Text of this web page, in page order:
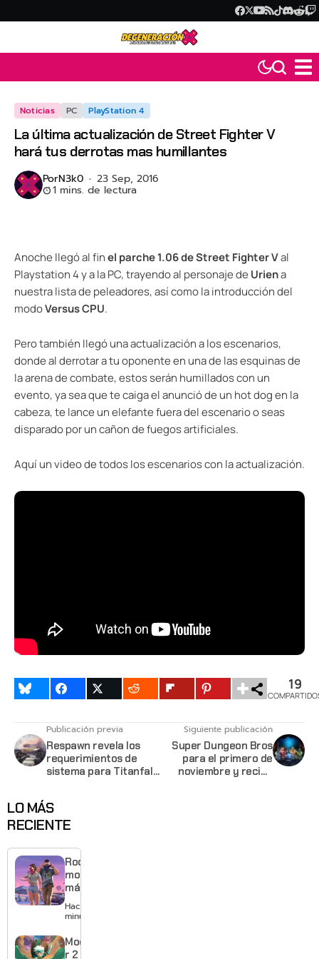
Noticias PC PlayStation 4
La última actualización de Street Fighter V
hará tus derrotas mas humillantes
PorN3k0 23 Sep, 2016
1 mins. de lectura
Anoche llegó al finel parche 1.06 de Street Fighter Val
Playstation 4 y a la PC, trayendo al personaje de Uriena
nuestra lista de peleadores, así como la introducción del
modoVersus CPU.
Pero también llegó una actualización a los escenarios,
donde al derrotar a tu oponente en una de las esquinas de
la arena de combate, estos serán humillados con un
evento, ya sea que te caiga el anunció de un hot dog en la
cabeza, te lance un elefante fuera del escenario o seas
disparado por un cañon de fuegos artificiales.
Aquí un video de todos los escenarios con la actualización.
19
Publicación previa
Respawn revela los
requerimientos de
sistema para Titanfall
Siguiente publicación
Super Dungeon Bros
para el primero de
noviembre y recibe
LO MÁS
RECIENTE
Rockstar
mostrará
más de
GTA 6 en
agosto
estreno
anticipado
Hace 18
minutos
Moonlighte
r 2 ya tiene